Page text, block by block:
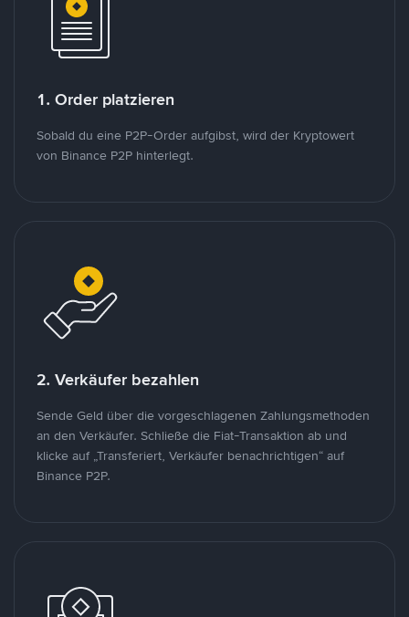
1. Order platzieren
Sobald du eine P2P-Order aufgibst, wird der Kryptowert
von Binance P2P hinterlegt.
2. Verkäufer bezahlen
Sende Geld über die vorgeschlagenen Zahlungsmethoden
an den Verkäufer. Schließe die Fiat-Transaktion ab und
klicke auf „Transferiert, Verkäufer benachrichtigen“ auf
Binance P2P.